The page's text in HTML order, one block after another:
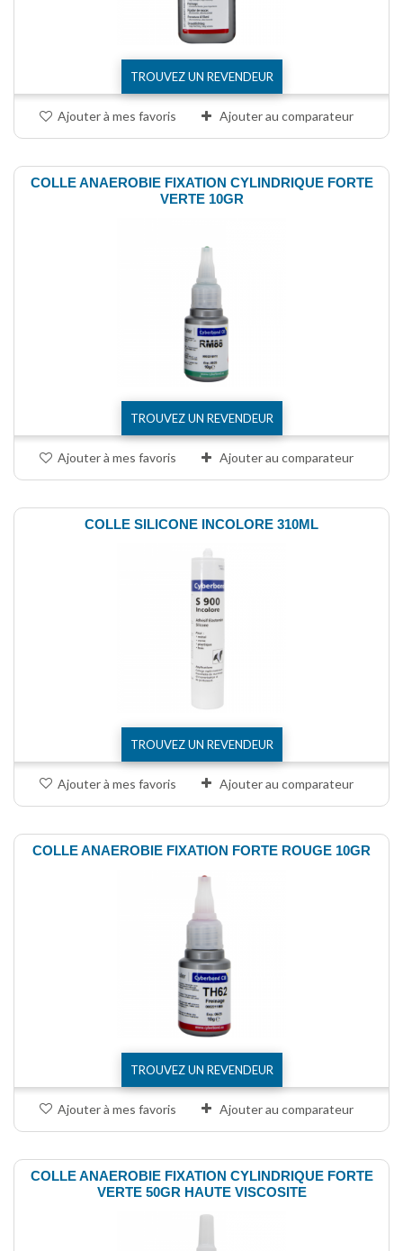
TROUVEZ UN REVENDEUR
Ajouter à mes favoris Ajouter au comparateur
COLLE ANAEROBIE FIXATION CYLINDRIQUE FORTE
VERTE 10GR
TROUVEZ UN REVENDEUR
Ajouter à mes favoris Ajouter au comparateur
COLLE SILICONE INCOLORE 310ML
TROUVEZ UN REVENDEUR
Ajouter à mes favoris Ajouter au comparateur
COLLE ANAEROBIE FIXATION FORTE ROUGE 10GR
TROUVEZ UN REVENDEUR
Ajouter à mes favoris Ajouter au comparateur
COLLE ANAEROBIE FIXATION CYLINDRIQUE FORTE
VERTE 50GR HAUTE VISCOSITE